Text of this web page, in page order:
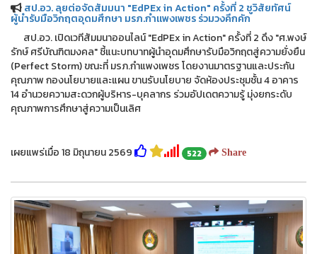
สป.อว. ลุยต่อจัดสัมมนา "EdPEx in Action" ครั้งที่ 2 ชูวิสัยทัศน์
ผู้นำรับมือวิกฤตอุดมศึกษา มรภ.กำแพงเพชร ร่วมวงคึกคัก
สป.อว. เปิดเวทีสัมมนาออนไลน์ "EdPEx in Action" ครั้งที่ 2 ดึง "ศ.พงษ์
รักษ์ ศรีบัณฑิตมงคล" ชี้แนะบทบาทผู้นำอุดมศึกษารับมือวิกฤตสู่ความยั่งยืน
(Perfect Storm) ขณะที่ มรภ.กำแพงเพชร โดยงานมาตรฐานและประกัน
คุณภาพ กองนโยบายและแผน ขานรับนโยบาย จัดห้องประชุมชั้น 4 อาคาร
14 อำนวยความสะดวกผู้บริหาร-บุคลากร ร่วมอัปเดตความรู้ มุ่งยกระดับ
คุณภาพการศึกษาสู่ความเป็นเลิศ
เผยแพร่เมื่อ 18 มิถุนายน 2569 522 Share